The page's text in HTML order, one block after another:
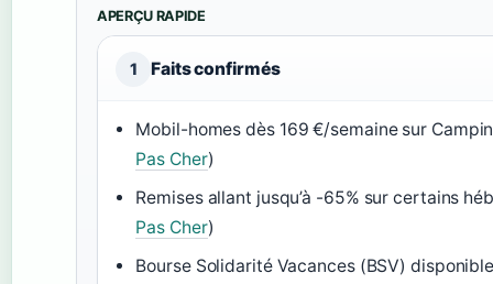
APERÇU RAPIDE
1 Faits confirmés
Mobil-homes dès 169 €/semaine sur
Pas Cher)
Remises allant jusqu’à -65% sur certains
Pas Cher)
Bourse Solidarité Vacances (BSV)